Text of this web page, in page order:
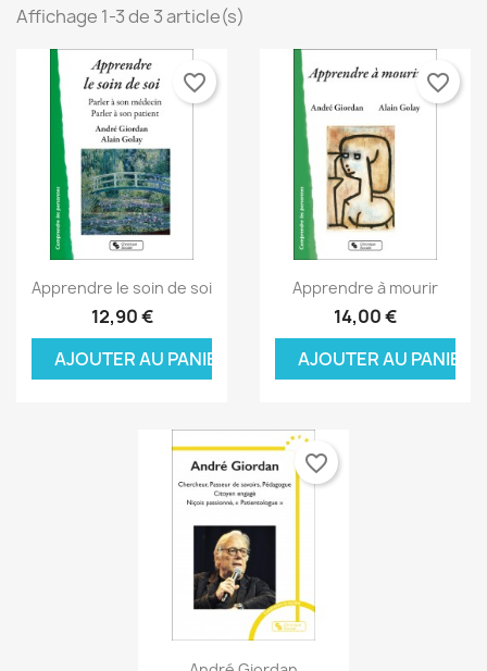
Affichage 1-3 de 3 article(s)
Aperçu rapide
Apprendre le soin de soi
12,90 €
AJOUTER AU PANIER
favorite_border
Aperçu rapide
Apprendre à mourir
14,00 €
AJOUTER AU PANIER
favorite_border
Aperçu rapide
favorite_border